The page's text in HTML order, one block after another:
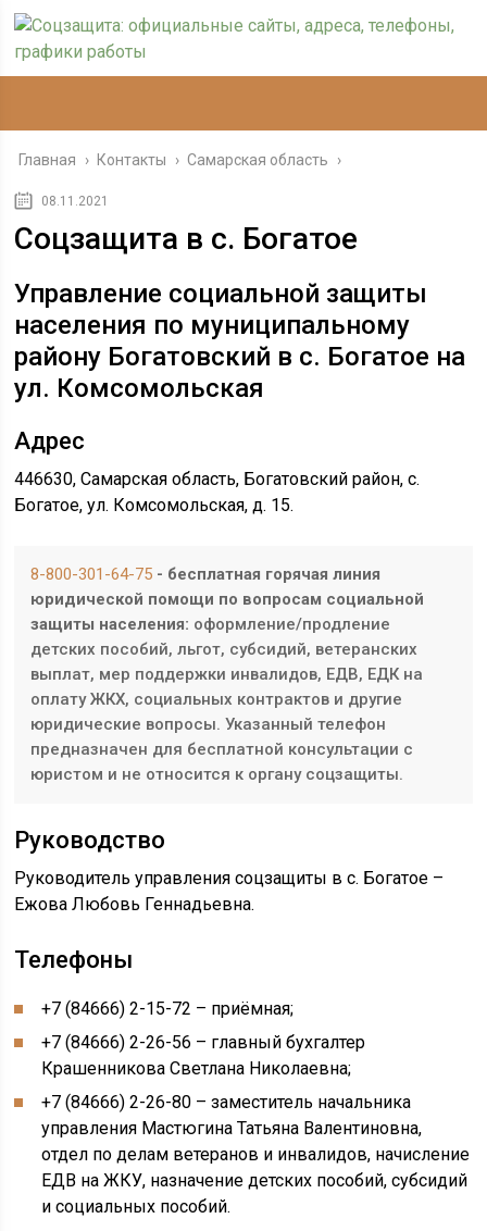
Главная › Контакты › Самарская область ›
08.11.2021
Соцзащита в с. Богатое
Управление социальной защиты
населения по муниципальному
району Богатовский в с. Богатое на
ул. Комсомольская
Адрес
446630, Самарская область, Богатовский район, с.
Богатое, ул. Комсомольская, д. 15.
8-800-301-64-75 - бесплатная горячая линия
юридической помощи по вопросам социальной
защиты населения: оформление/продление
детских пособий, льгот, субсидий, ветеранских
выплат, мер поддержки инвалидов, ЕДВ, ЕДК на
оплату ЖКХ, социальных контрактов и другие
юридические вопросы. Указанный телефон
предназначен для бесплатной консультации с
юристом и не относится к органу соцзащиты.
Руководство
Руководитель управления соцзащиты в с. Богатое –
Ежова Любовь Геннадьевна.
Телефоны
+7 (84666) 2-15-72 – приёмная;
+7 (84666) 2-26-56 – главный бухгалтер
Крашенникова Светлана Николаевна;
+7 (84666) 2-26-80 – заместитель начальника
управления Мастюгина Татьяна Валентиновна,
отдел по делам ветеранов и инвалидов, начисление
ЕДВ на ЖКУ, назначение детских пособий, субсидий
и социальных пособий.